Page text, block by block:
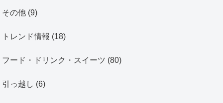
その他 (9)
トレンド情報 (18)
フード・ドリンク・スイーツ (80)
引っ越し (6)